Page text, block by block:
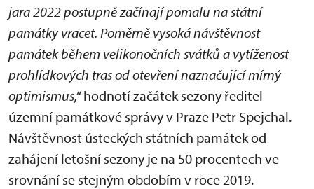
jara 2022 postupně začínají pomalu na státní
památky vracet. Poměrně vysoká návštěvnost
památek během velikonočních svátků a vytíženost
prohlídkových tras od otevření naznačující mírný
optimismus,“hodnotí začátek sezony ředitel
územní památkové správy v Praze Petr Spejchal.
Návštěvnost ústeckých státních památek od
zahájení letošní sezony je na 50 procentech ve
srovnání se stejným obdobím v roce 2019.